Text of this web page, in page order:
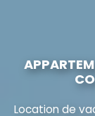
Location de